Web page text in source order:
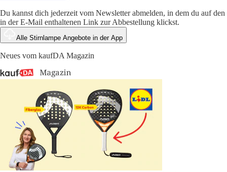
Du kannst dich jederzeit vom Newsletter abmelden, in dem du auf den
in der E-Mail enthaltenen Link zur Abbestellung klickst.
Alle Stirnlampe Angebote in der App
Neues vom kaufDA Magazin